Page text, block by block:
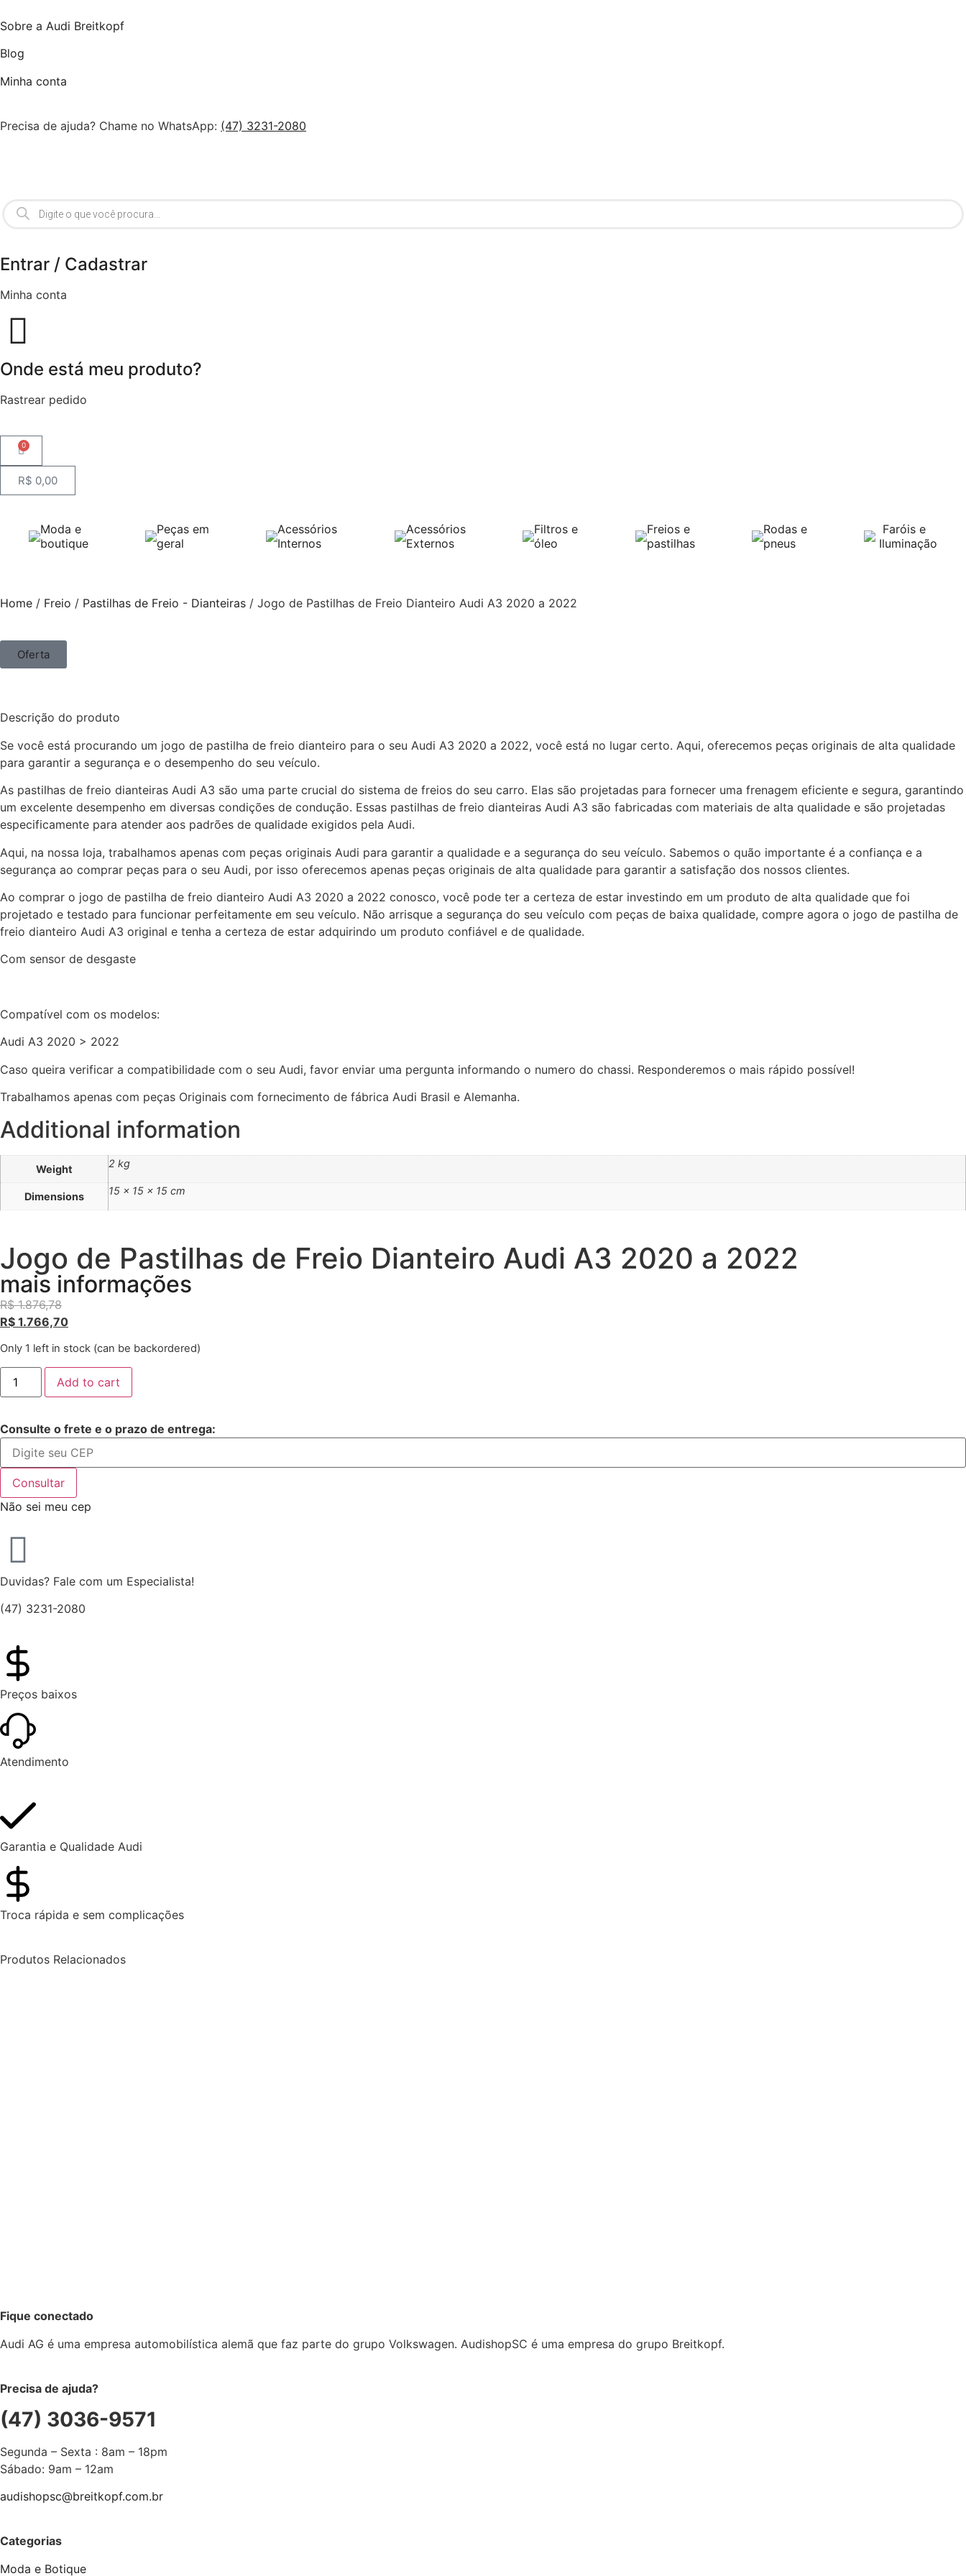
Sobre a Audi Breitkopf
Blog
Minha conta
Precisa de ajuda? Chame no WhatsApp: (47) 3231-2080
Entrar / Cadastrar
Minha conta
Onde está meu produto?
Rastrear pedido
0
R$ 0,00
Moda e
boutique
Peças em
geral
Acessórios
Internos
Acessórios
Externos
Filtros e
óleo
Freios e
pastilhas
Rodas e
pneus
Faróis e
Iluminação
Home / Freio / Pastilhas de Freio - Dianteiras / Jogo de Pastilhas de Freio Dianteiro Audi A3 2020 a 2022
Oferta
Descrição do produto
Se você está procurando um jogo de pastilha de freio dianteiro para o seu Audi A3 2020 a 2022, você está no lugar certo. Aqui, oferecemos peças originais de alta qualidade
para garantir a segurança e o desempenho do seu veículo.
As pastilhas de freio dianteiras Audi A3 são uma parte crucial do sistema de freios do seu carro. Elas são projetadas para fornecer uma frenagem eficiente e segura, garantindo
um excelente desempenho em diversas condições de condução. Essas pastilhas de freio dianteiras Audi A3 são fabricadas com materiais de alta qualidade e são projetadas
especificamente para atender aos padrões de qualidade exigidos pela Audi.
Aqui, na nossa loja, trabalhamos apenas com peças originais Audi para garantir a qualidade e a segurança do seu veículo. Sabemos o quão importante é a confiança e a
segurança ao comprar peças para o seu Audi, por isso oferecemos apenas peças originais de alta qualidade para garantir a satisfação dos nossos clientes.
Ao comprar o jogo de pastilha de freio dianteiro Audi A3 2020 a 2022 conosco, você pode ter a certeza de estar investindo em um produto de alta qualidade que foi
projetado e testado para funcionar perfeitamente em seu veículo. Não arrisque a segurança do seu veículo com peças de baixa qualidade, compre agora o jogo de pastilha de
freio dianteiro Audi A3 original e tenha a certeza de estar adquirindo um produto confiável e de qualidade.
Com sensor de desgaste
Compatível com os modelos:
Audi A3 2020 > 2022
Caso queira verificar a compatibilidade com o seu Audi, favor enviar uma pergunta informando o numero do chassi. Responderemos o mais rápido possível!
Trabalhamos apenas com peças Originais com fornecimento de fábrica Audi Brasil e Alemanha.
Additional information
Weight 2 kg
Dimensions 15 × 15 × 15 cm
Jogo de Pastilhas de Freio Dianteiro Audi A3 2020 a 2022
mais informações
R$1.876,78
R$ 1.766,70
Only 1 left in stock (can be backordered)
Add to cart
Consulte o frete e o prazo de entrega:
Consultar
Não sei meu cep
Duvidas? Fale com um Especialista!
(47) 3231-2080
Preços baixos
Atendimento
Garantia e Qualidade Audi
Troca rápida e sem complicações
Produtos Relacionados
Fique conectado
Audi AG é uma empresa automobilística alemã que faz parte do grupo Volkswagen. AudishopSC é uma empresa do grupo Breitkopf.
Precisa de ajuda?
(47) 3036-9571
Segunda – Sexta : 8am – 18pm
Sábado: 9am – 12am
audishopsc@breitkopf.com.br
Categorias
Moda e Botique